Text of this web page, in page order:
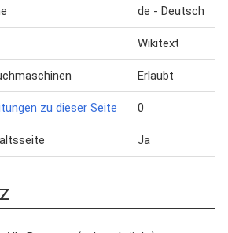
de - Deutsch
Wikitext
Erlaubt
zu dieser Seite 0
Ja